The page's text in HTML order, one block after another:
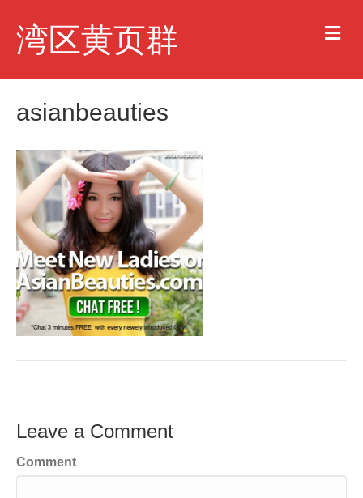
湾区黄页群 M
e
u
asianbeauties
Leave a Comment
Comment